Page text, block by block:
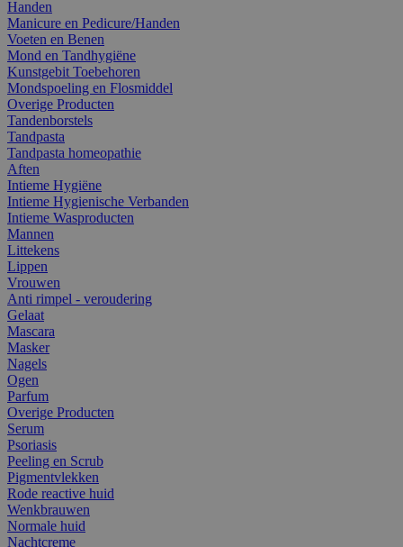
Handen
Manicure en Pedicure/Handen
Voeten en Benen
Mond en Tandhygiëne
Kunstgebit Toebehoren
Mondspoeling en Flosmiddel
Overige Producten
Tandenborstels
Tandpasta
Tandpasta homeopathie
Aften
Intieme Hygiëne
Intieme Hygienische Verbanden
Intieme Wasproducten
Mannen
Littekens
Lippen
Vrouwen
Anti rimpel - veroudering
Gelaat
Mascara
Masker
Nagels
Ogen
Parfum
Overige Producten
Serum
Psoriasis
Peeling en Scrub
Pigmentvlekken
Rode reactive huid
Wenkbrauwen
Normale huid
Nachtcreme